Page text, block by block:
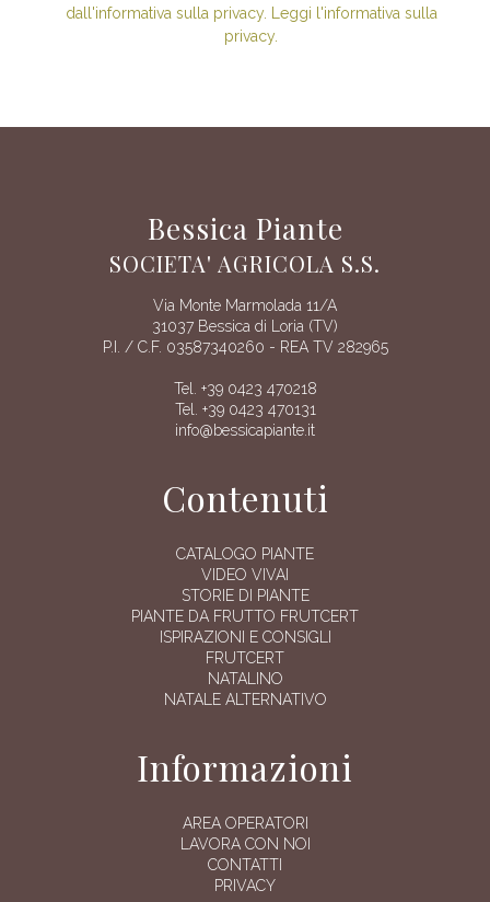
dall'informativa sulla privacy. Leggi l'informativa sulla
privacy.
Bessica Piante
SOCIETA' AGRICOLA S.S.
Via Monte Marmolada 11/A
31037 Bessica di Loria (TV)
P.I. / C.F. 03587340260 - REA TV 282965
Tel. +39 0423 470218
Tel. +39 0423 470131
info@bessicapiante.it
Contenuti
CATALOGO PIANTE
VIDEO VIVAI
STORIE DI PIANTE
PIANTE DA FRUTTO FRUTCERT
ISPIRAZIONI E CONSIGLI
FRUTCERT
NATALINO
NATALE ALTERNATIVO
Informazioni
AREA OPERATORI
LAVORA CON NOI
CONTATTI
PRIVACY